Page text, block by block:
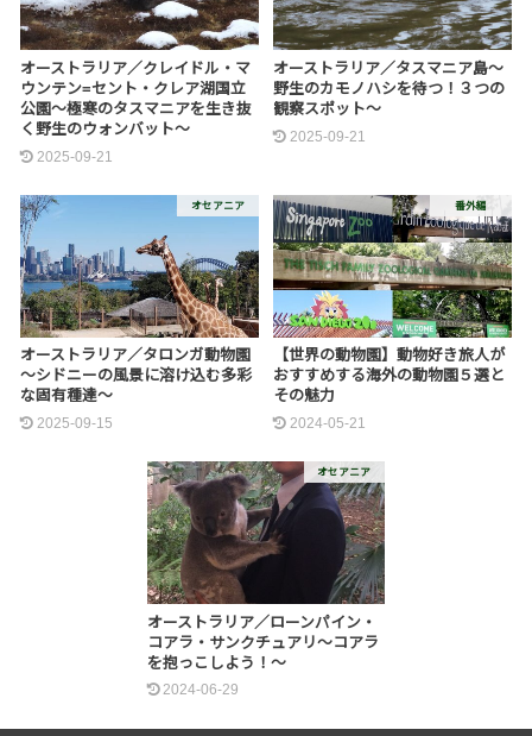
オーストラリア／クレイドル・マ
ウンテン=セント・クレア湖国立
公園～極寒のタスマニアを生き抜
く野生のウォンバット～
2025-09-21
オーストラリア／タスマニア島～
野生のカモノハシを待つ！３つの
観察スポット～
2025-09-21
オセアニア
オーストラリア／タロンガ動物園
～シドニーの風景に溶け込む多彩
な固有種達～
2025-09-15
番外編
【世界の動物園】動物好き旅人が
おすすめする海外の動物園５選と
その魅力
2024-05-21
オセアニア
オーストラリア／ローンパイン・
コアラ・サンクチュアリ～コアラ
を抱っこしよう！～
2024-06-29